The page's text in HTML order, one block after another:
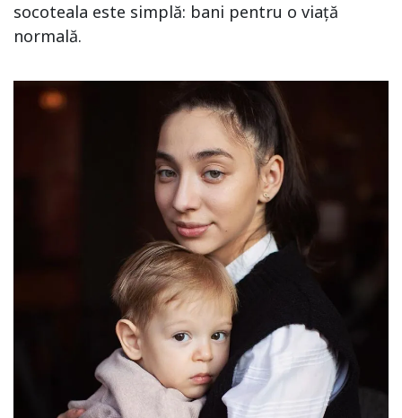
socoteala este simplă: bani pentru o viață
normală.